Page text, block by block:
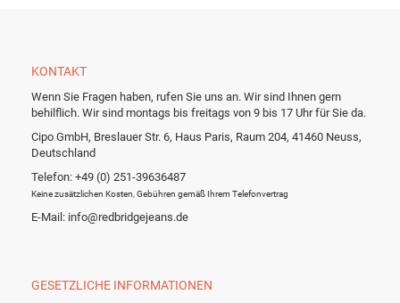
KONTAKT
Wenn Sie Fragen haben, rufen Sie uns an. Wir sind Ihnen gern
behilflich. Wir sind montags bis freitags von 9 bis 17 Uhr für Sie da.
Cipo GmbH, Breslauer Str. 6, Haus Paris, Raum 204, 41460 Neuss,
Deutschland
Telefon: +49 (0) 251-39636487
Keine zusätzlichen Kosten, Gebühren gemäß Ihrem Telefonvertrag
E-Mail: info@redbridgejeans.de
GESETZLICHE INFORMATIONEN